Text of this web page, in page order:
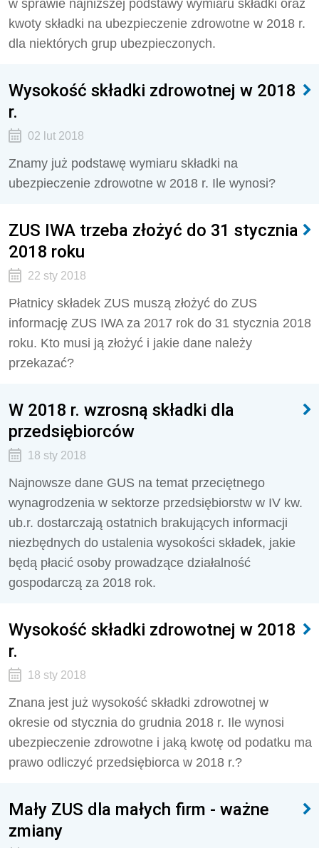
w sprawie najniższej podstawy wymiaru składki oraz
kwoty składki na ubezpieczenie zdrowotne w 2018 r.
dla niektórych grup ubezpieczonych.
Wysokość składki zdrowotnej w 2018
r.
02 lut 2018
Znamy już podstawę wymiaru składki na
ubezpieczenie zdrowotne w 2018 r. Ile wynosi?
ZUS IWA trzeba złożyć do 31 stycznia
2018 roku
22 sty 2018
Płatnicy składek ZUS muszą złożyć do ZUS
informację ZUS IWA za 2017 rok do 31 stycznia 2018
roku. Kto musi ją złożyć i jakie dane należy
przekazać?
W 2018 r. wzrosną składki dla
przedsiębiorców
18 sty 2018
Najnowsze dane GUS na temat przeciętnego
wynagrodzenia w sektorze przedsiębiorstw w IV kw.
ub.r. dostarczają ostatnich brakujących informacji
niezbędnych do ustalenia wysokości składek, jakie
będą płacić osoby prowadzące działalność
gospodarczą za 2018 rok.
Wysokość składki zdrowotnej w 2018
r.
18 sty 2018
Znana jest już wysokość składki zdrowotnej w
okresie od stycznia do grudnia 2018 r. Ile wynosi
ubezpieczenie zdrowotne i jaką kwotę od podatku ma
prawo odliczyć przedsiębiorca w 2018 r.?
Mały ZUS dla małych firm - ważne
zmiany